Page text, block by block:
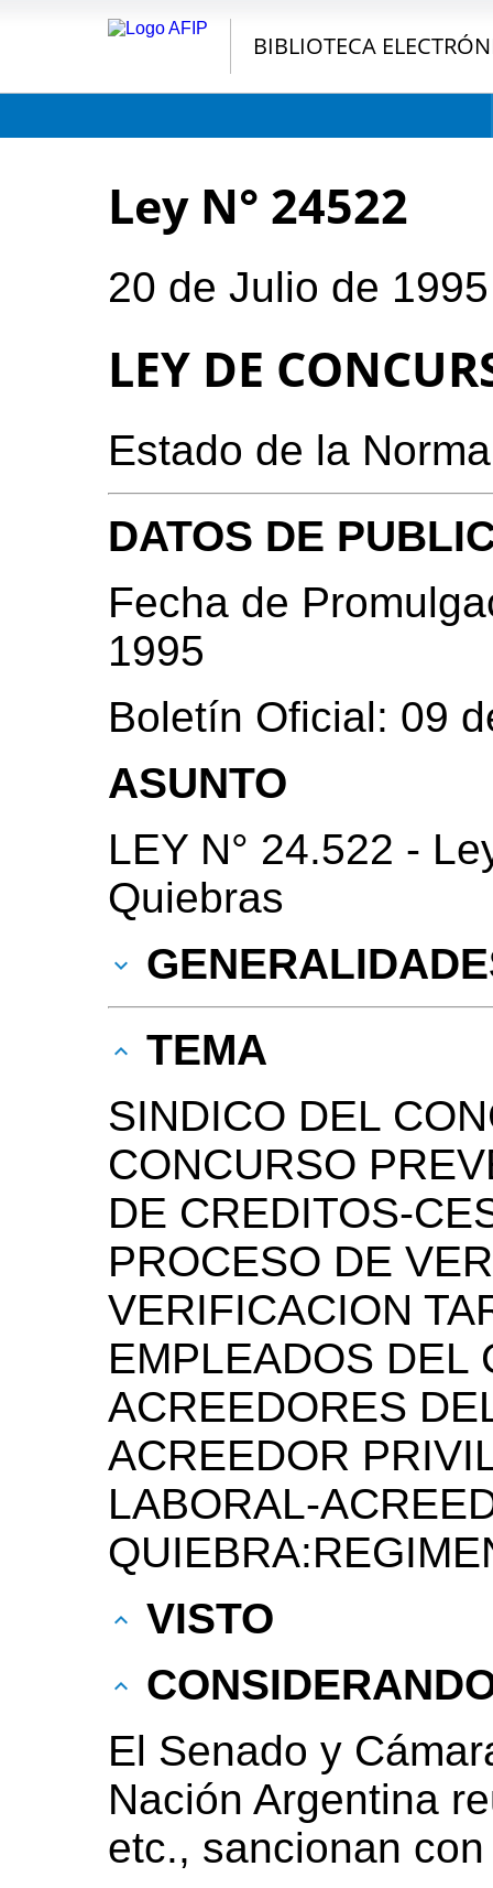
BIBLIOTECA
Ley N° 24522
20 de Julio de 1995
LEY DE
Estado de la
DATOS DE
Fecha de
1995
Boletín Oficial: 09
ASUNTO
LEY N° 24.522 -
Quiebras
TEMA
SINDICO DEL
CONCURSO
DE CREDITOS-
PROCESO DE
VERIFICACION
EMPLEADOS DEL
ACREEDORES
ACREEDOR
LABORAL-
VISTO
El Senado y
Nación Argentina
etc., sancionan